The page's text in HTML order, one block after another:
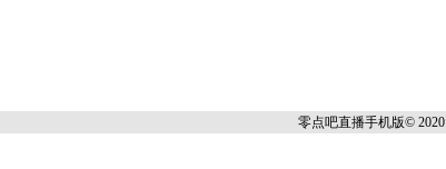
零点吧直播手机版© 2020